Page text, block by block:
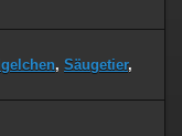
Igelchen, Säugetier,